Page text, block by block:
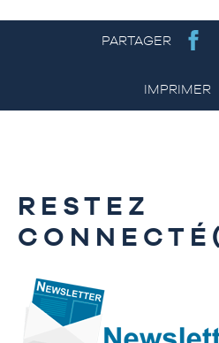
PARTAGER
IMPRIMER
RESTEZ